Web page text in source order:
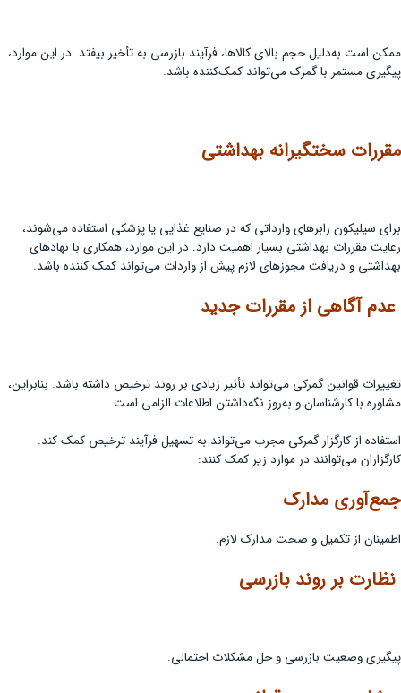
ممکن است به‌دلیل حجم بالای کالاها، فرآیند بازرسی به تأخیر بیفتد. در این موارد،
پیگیری مستمر با گمرک می‌تواند کمک‌کننده باشد.
مقررات سختگیرانه بهداشتی
برای سیلیکون رابرهای وارداتی که در صنایع غذایی یا پزشکی استفاده می‌شوند،
رعایت مقررات بهداشتی بسیار اهمیت دارد. در این موارد، همکاری با نهادهای
بهداشتی و دریافت مجوزهای لازم پیش از واردات می‌تواند کمک‌ کننده باشد.
عدم آگاهی از مقررات جدید
تغییرات قوانین گمرکی می‌تواند تأثیر زیادی بر روند ترخیص داشته باشد. بنابراین،
مشاوره با کارشناسان و به‌روز نگه‌داشتن اطلاعات الزامی است.
استفاده از کارگزار گمرکی مجرب می‌تواند به تسهیل فرآیند ترخیص کمک کند.
کارگزاران می‌توانند در موارد زیر کمک کنند:
جمع‌آوری مدارک
اطمینان از تکمیل و صحت مدارک لازم.
نظارت بر روند بازرسی
پیگیری وضعیت بازرسی و حل مشکلات احتمالی.